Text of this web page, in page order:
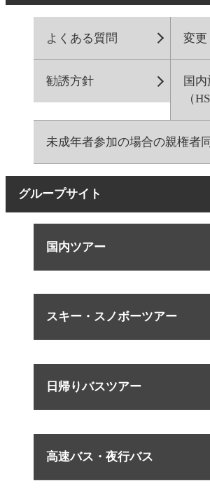
よくある質問 変更
勧誘方針
国
（
未成年者参加の場合の親権者
グループサイト
国内ツアー
スキー・スノボーツアー
日帰りバスツアー
高速バス・夜行バス